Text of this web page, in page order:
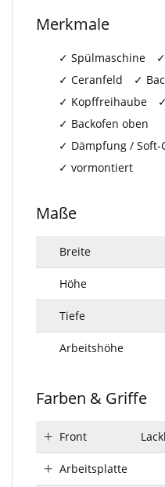
Merkmale
Spülmaschine
Ceranfeld
Kopffreihaube
Backofen oben
Dämpfung / Soft-
vormontiert
Maße
Breite
Höhe
Tiefe
Arbeitshöhe
Farben & Griffe
Front
Arbeitsplatte